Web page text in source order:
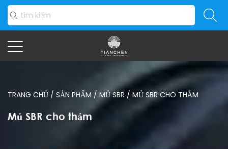
TRANG CHỦ / SẢN PHẨM / MỦ SBR / MỦ SBR CHO THẢM
Mủ SBR cho thảm